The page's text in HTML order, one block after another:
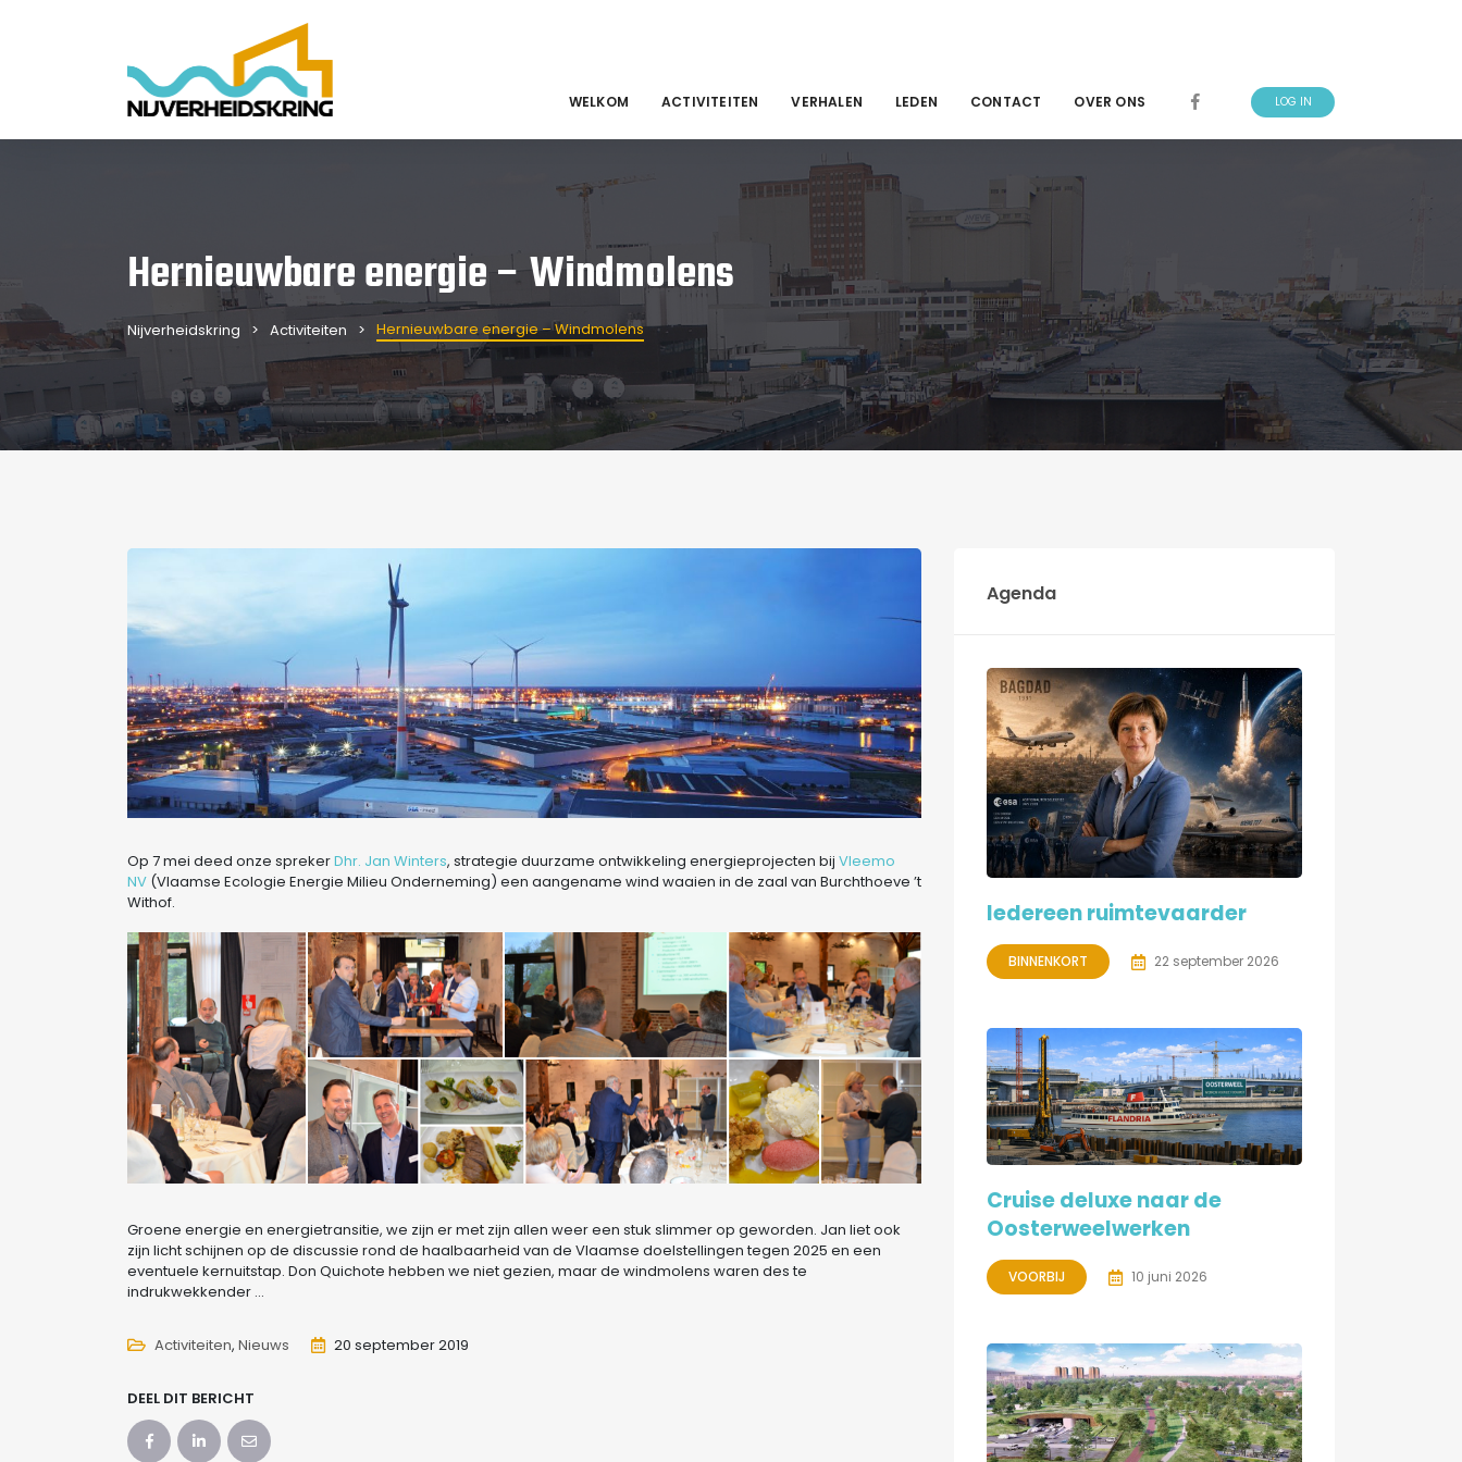
WELKOM ACTIVITEITEN VERHALEN LEDEN CONTACT OVER ONS LOG IN
Hernieuwbare energie – Windmolens
Nijverheidskring Activiteiten Hernieuwbare energie – Windmolens
Op 7 mei deed onze sprekerDhr. Jan Winters, strategie duurzame ontwikkeling energieprojecten bij Vleemo
NV (Vlaamse Ecologie Energie Milieu Onderneming) een aangename wind waaien in de zaal van Burchthoeve ’t
Withof.
Groene energie en energietransitie, we zijn er met zijn allen weer een stuk slimmer op geworden. Jan liet ook
zijn licht schijnen op de discussie rond de haalbaarheid van de Vlaamse doelstellingen tegen 2025 en een
eventuele kernuitstap. Don Quichote hebben we niet gezien, maar de windmolens waren des te
indrukwekkender …
Activiteiten Nieuws 20 september 2019
DEEL DIT BERICHT
Agenda
Iedereen ruimtevaarder
BINNENKORT 22 september 2026
Cruise deluxe naar de
Oosterweelwerken
VOORBIJ 10 juni 2026